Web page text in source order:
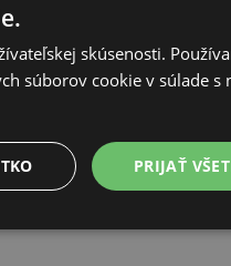
vykonaná podľa
aplikáciu zopakujte.
skúsenosti.
súborov cookie v súlade s
PRIJAŤ